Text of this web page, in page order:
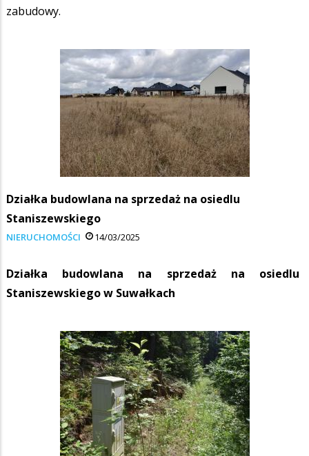
zabudowy.
Działka budowlana na sprzedaż na osiedlu
Staniszewskiego
NIERUCHOMOŚCI 14/03/2025
Działka budowlana na sprzedaż na osiedlu
Staniszewskiego w Suwałkach